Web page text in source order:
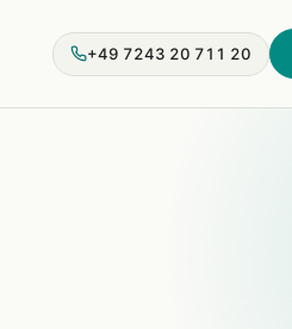
+49 7243 20 711 20